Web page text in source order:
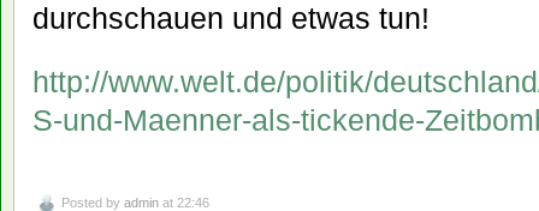
durchschauen und etwas tun!
http://www.welt.de/politik/
S-und-Maenner-als-tickende-
Posted by admin at 22:46